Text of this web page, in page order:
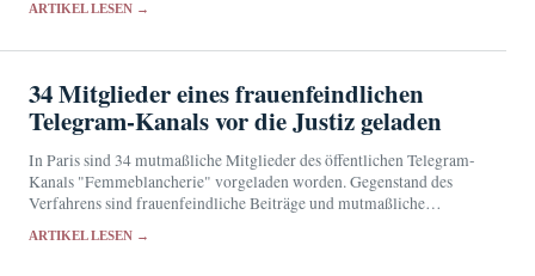
ARTIKEL LESEN →
34 Mitglieder eines frauenfeindlichen
Telegram-Kanals vor die Justiz geladen
In Paris sind 34 mutmaßliche Mitglieder des öffentlichen Telegram-
Kanals "Femmeblancherie" vorgeladen worden. Gegenstand des
Verfahrens sind frauenfeindliche Beiträge und mutmaßliche
Menschlichkeit.
ARTIKEL LESEN →